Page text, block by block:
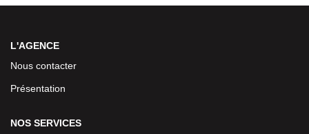
L'AGENCE
Nous contacter
Présentation
NOS SERVICES